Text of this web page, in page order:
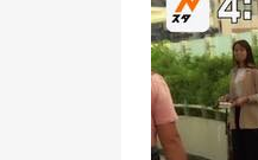
e
d
o
n